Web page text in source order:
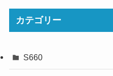
カテゴリー
S660